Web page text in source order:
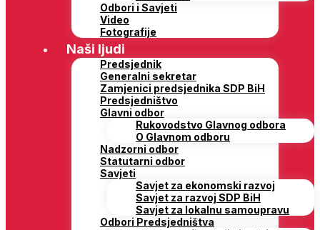
Odbori i Savjeti
Video
Fotografije
Naši ljudi
Predsjednik
Generalni sekretar
Zamjenici predsjednika SDP BiH
Predsjedništvo
Glavni odbor
Rukovodstvo Glavnog odbora
O Glavnom odboru
Nadzorni odbor
Statutarni odbor
Savjeti
Savjet za ekonomski razvoj
Savjet za razvoj SDP BiH
Savjet za lokalnu samoupravu
Odbori Predsjedništva